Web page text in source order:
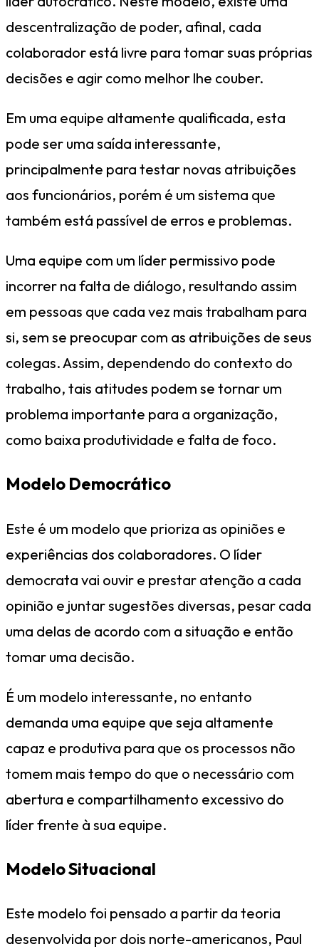
descentralização de poder, afinal, cada
colaborador está livre para tomar suas próprias
decisões e agir como melhor lhe couber.
Em uma equipe altamente qualificada, esta
pode ser uma saída interessante,
principalmente para testar novas atribuições
aos funcionários, porém é um sistema que
também está passível de erros e problemas.
Uma equipe com um líder permissivo pode
incorrer na falta de diálogo, resultando assim
em pessoas que cada vez mais trabalham para
si, sem se preocupar com as atribuições de seus
colegas. Assim, dependendo do contexto do
trabalho, tais atitudes podem se tornar um
problema importante para a organização,
como baixa produtividade e falta de foco.
Modelo Democrático
Este é um modelo que prioriza as opiniões e
experiências dos colaboradores. O líder
democrata vai ouvir e prestar atenção a cada
opinião e juntar sugestões diversas, pesar cada
uma delas de acordo com a situação e então
tomar uma decisão.
É um modelo interessante, no entanto
demanda uma equipe que seja altamente
capaz e produtiva para que os processos não
tomem mais tempo do que o necessário com
abertura e compartilhamento excessivo do
líder frente à sua equipe.
Modelo Situacional
Este modelo foi pensado a partir da teoria
desenvolvida por dois norte-americanos, Paul